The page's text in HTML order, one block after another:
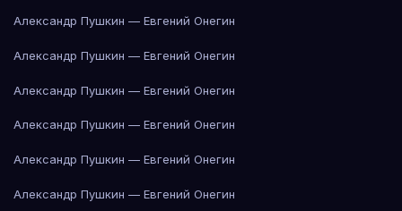
Александр Пушкин — Евгений Онегин
Александр Пушкин — Евгений Онегин
Александр Пушкин — Евгений Онегин
Александр Пушкин — Евгений Онегин
Александр Пушкин — Евгений Онегин
Александр Пушкин — Евгений Онегин